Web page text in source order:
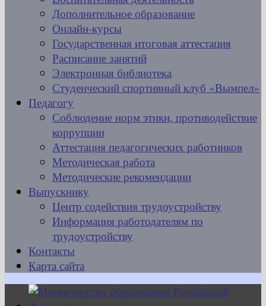
Дополнительное образование
Онлайн-курсы
Государственная итоговая аттестация
Расписание занятий
Электронная библиотека
Студенческий спортивный клуб «Вымпел»
Педагогу
Соблюдение норм этики, противодействие
коррупции
Аттестация педагогических работников
Методическая работа
Методические рекомендации
Выпускнику
Центр содействия трудоустройству
Информация работодателям по
трудоустройству
Контакты
Карта сайта